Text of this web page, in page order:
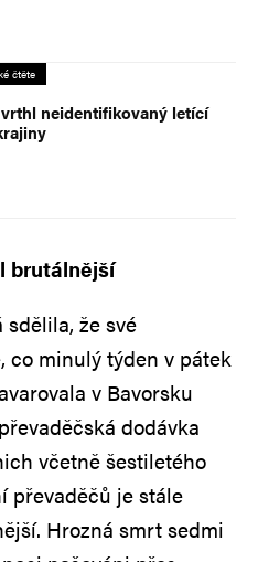
čtěte
neidentifikovaný letící
brutálnější
sdělila, že své
co minulý týden v pátek
v Bavorsku
dodávka
včetně šestiletého
převaděčů je stále
Hrozná smrt sedmi